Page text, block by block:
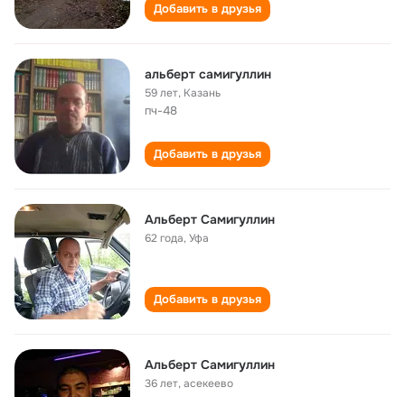
Добавить в друзья
альберт самигуллин
59 лет, Казань
пч-48
Добавить в друзья
Альберт Самигуллин
62 года,Уфа
Добавить в друзья
Альберт Самигуллин
36 лет,асекеево